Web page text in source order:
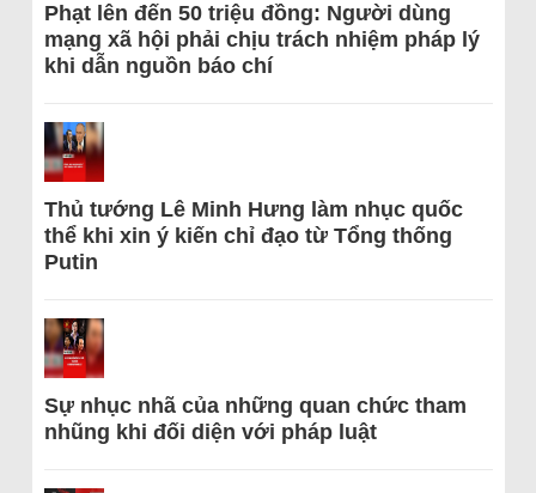
Phạt lên đến 50 triệu đồng: Người dùng
mạng xã hội phải chịu trách nhiệm pháp lý
khi dẫn nguồn báo chí
Thủ tướng Lê Minh Hưng làm nhục quốc
thể khi xin ý kiến chỉ đạo từ Tổng thống
Putin
Sự nhục nhã của những quan chức tham
nhũng khi đối diện với pháp luật